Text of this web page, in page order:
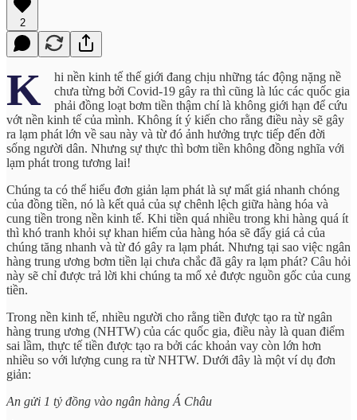
2
K
hi nền kinh tế thế giới đang chịu những tác động nặng nề
chưa từng bởi Covid-19 gây ra thì cũng là lúc các quốc gia
phải đồng loạt bơm tiền thậm chí là không giới hạn để cứu
vớt nền kinh tế của mình. Không ít ý kiến cho rằng điều này sẽ gây
ra lạm phát lớn về sau này và từ đó ảnh hưởng trực tiếp đến đời
sống người dân. Nhưng sự thực thì bơm tiền không đồng nghĩa với
lạm phát trong tương lai!
Chúng ta có thể hiểu đơn giản lạm phát là sự mất giá nhanh chóng
của đồng tiền, nó là kết quả của sự chênh lệch giữa hàng hóa và
cung tiền trong nền kinh tế. Khi tiền quá nhiều trong khi hàng quá ít
thì khó tranh khỏi sự khan hiếm của hàng hóa sẽ đẩy giá cả của
chúng tăng nhanh và từ đó gây ra lạm phát. Nhưng tại sao việc ngân
hàng trung ương bơm tiền lại chưa chắc đã gây ra lạm phát? Câu hỏi
này sẽ chỉ được trả lời khi chúng ta mổ xẻ được nguồn gốc của cung
tiền.
Trong nền kinh tế, nhiều người cho rằng tiền được tạo ra từ ngân
hàng trung ương (NHTW) của các quốc gia, điều này là quan điểm
sai lầm, thực tế tiền được tạo ra bởi các khoản vay còn lớn hơn
nhiều so với lượng cung ra từ NHTW. Dưới đây là một ví dụ đơn
giản:
An gửi 1 tỷ đồng vào ngân hàng Á Châu